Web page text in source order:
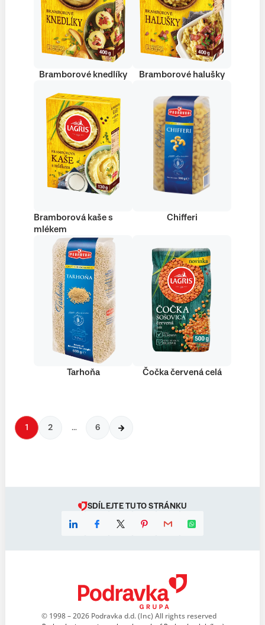
Bramborové knedlíky Bramborové halušky
Bramborová kaše s
mlékem
Chifferi
Tarhoňa Čočka červená celá
1 2 … 6
SDÍLEJTE TUTO STRÁNKU
© 1998 – 2026 Podravka d.d. (Inc) All rights reserved